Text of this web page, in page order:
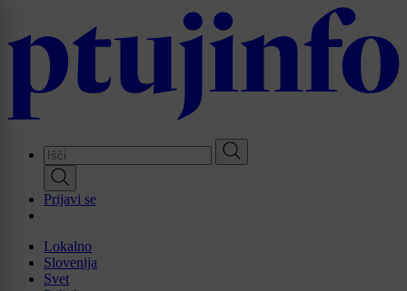
main
Prijavi se
Lokalno
Slovenija
Svet